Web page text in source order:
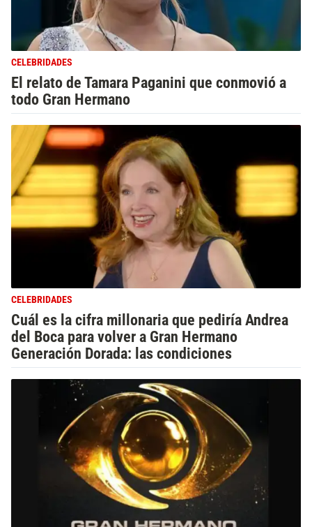
CELEBRIDADES
El relato de Tamara Paganini que conmovió a
todo Gran Hermano
CELEBRIDADES
Cuál es la cifra millonaria que pediría Andrea
del Boca para volver a Gran Hermano
Generación Dorada: las condiciones